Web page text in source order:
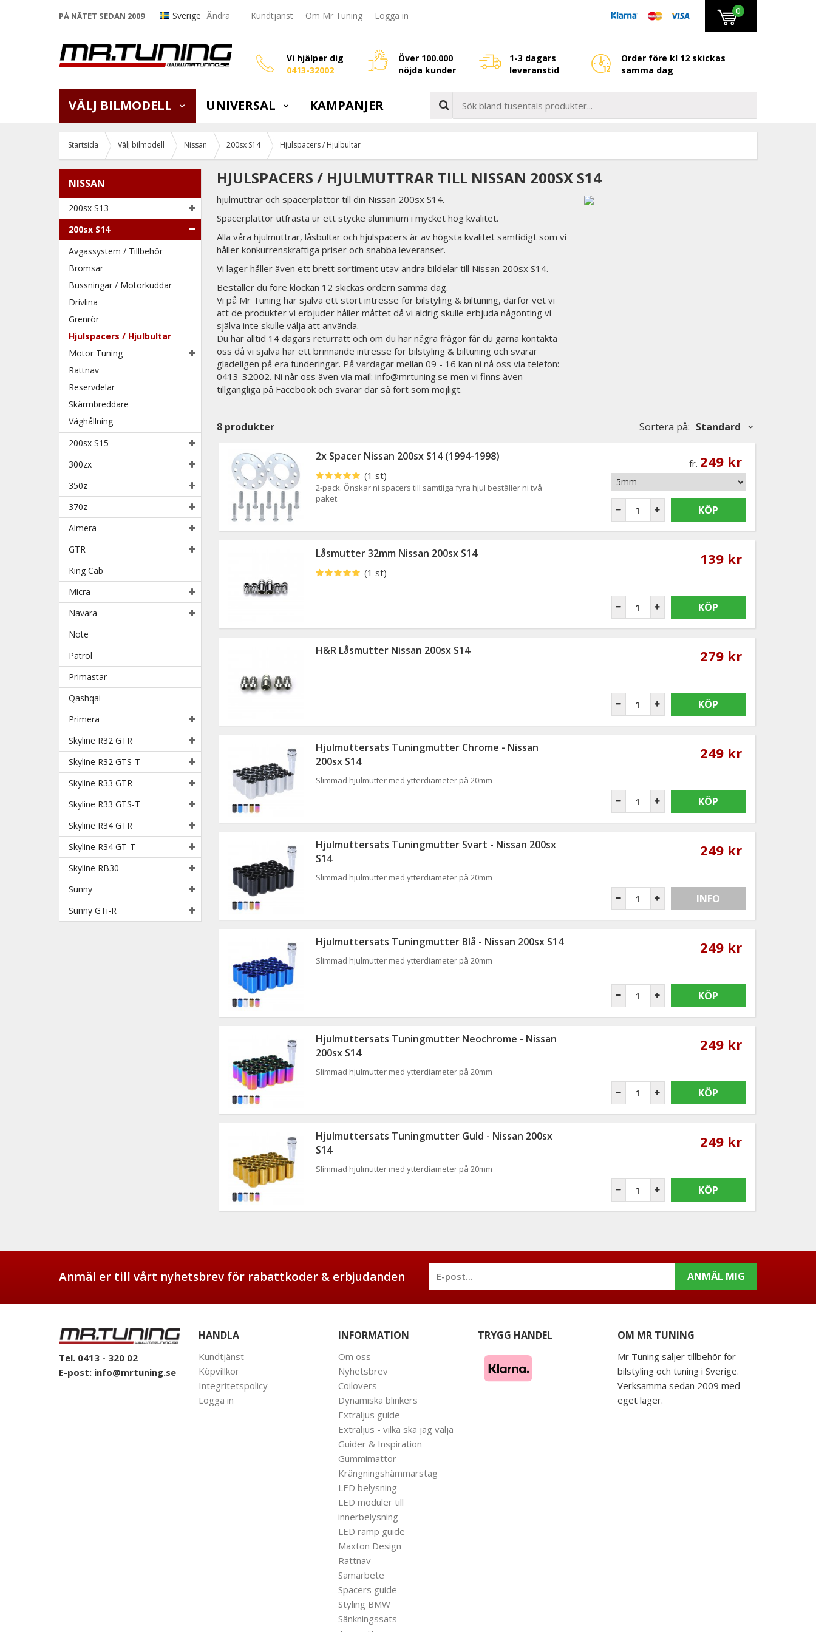
PÅ NÄTET SEDAN 2009 Sverige Ändra Kundtjänst Om Mr Tuning Logga in 0
Vi hjälper dig
0413-32002
Över 100.000
nöjda kunder
1-3 dagars
leveranstid
Order före kl 12 skickas
samma dag
VÄLJ BILMODELL UNIVERSAL KAMPANJER
Startsida Välj bilmodell Nissan 200sx S14 Hjulspacers / Hjulbultar
NISSAN
200sx S13
200sx S14
Avgassystem / Tillbehör
Bromsar
Bussningar / Motorkuddar
Drivlina
Grenrör
Hjulspacers / Hjulbultar
Motor Tuning
Rattnav
Reservdelar
Skärmbreddare
Väghållning
200sx S15
300zx
350z
370z
Almera
GTR
King Cab
Micra
Navara
Note
Patrol
Primastar
Qashqai
Primera
Skyline R32 GTR
Skyline R32 GTS-T
Skyline R33 GTR
Skyline R33 GTS-T
Skyline R34 GTR
Skyline R34 GT-T
Skyline RB30
Sunny
Sunny GTi-R
HJULSPACERS / HJULMUTTRAR TILL NISSAN 200SX S14
hjulmuttrar och spacerplattor till din Nissan 200sx S14.
Spacerplattor utfrästa ur ett stycke aluminium i mycket hög kvalitet.
Alla våra hjulmuttrar, låsbultar och hjulspacers är av högsta kvalitet samtidigt som vi
håller konkurrenskraftiga priser och snabba leveranser.
Vi lager håller även ett brett sortiment utav andra bildelar till Nissan 200sx S14.
Beställer du före klockan 12 skickas ordern samma dag.
Vi på Mr Tuning har själva ett stort intresse för bilstyling & biltuning, därför vet vi
att de produkter vi erbjuder håller måttet då vi aldrig skulle erbjuda någonting vi
själva inte skulle välja att använda.
Du har alltid 14 dagars returrätt och om du har några frågor får du gärna kontakta
oss då vi själva har ett brinnande intresse för bilstyling & biltuning och svarar
gladeligen på era funderingar. På vardagar mellan 09 - 16 kan ni nå oss via telefon:
0413-32002. Ni når oss även via mail: info@mrtuning.se men vi finns även
tillgängliga på Facebook och svarar där så fort som möjligt.
8 produkter Sortera på: Standard
2x Spacer Nissan 200sx S14 (1994-1998)
(1 st)
2-pack. Önskar ni spacers till samtliga fyra hjul beställer ni två
paket.
fr. 249 kr
KÖP
Låsmutter 32mm Nissan 200sx S14
(1 st)
139 kr
KÖP
H&R Låsmutter Nissan 200sx S14 279 kr
KÖP
Hjulmuttersats Tuningmutter Chrome - Nissan
200sx S14
Slimmad hjulmutter med ytterdiameter på 20mm
249 kr
KÖP
Hjulmuttersats Tuningmutter Svart - Nissan 200sx
S14
Slimmad hjulmutter med ytterdiameter på 20mm
249 kr
INFO
Hjulmuttersats Tuningmutter Blå - Nissan 200sx S14
Slimmad hjulmutter med ytterdiameter på 20mm
249 kr
KÖP
Hjulmuttersats Tuningmutter Neochrome - Nissan
200sx S14
Slimmad hjulmutter med ytterdiameter på 20mm
249 kr
KÖP
Hjulmuttersats Tuningmutter Guld - Nissan 200sx
S14
Slimmad hjulmutter med ytterdiameter på 20mm
249 kr
KÖP
Anmäl er till vårt nyhetsbrev för rabattkoder & erbjudanden ANMÄL MIG
Tel. 0413 - 320 02
E-post: info@mrtuning.se
HANDLA
Kundtjänst
Köpvillkor
Integritetspolicy
Logga in
INFORMATION
Om oss
Nyhetsbrev
Coilovers
Dynamiska blinkers
Extraljus guide
Extraljus - vilka ska jag välja
Guider & Inspiration
Gummimattor
Krängningshämmarstag
LED belysning
LED moduler till
innerbelysning
LED ramp guide
Maxton Design
Rattnav
Samarbete
Spacers guide
Styling BMW
Sänkningssats
TRYGG HANDEL OM MR TUNING
Mr Tuning säljer tillbehör för
bilstyling och tuning i Sverige.
Verksamma sedan 2009 med
eget lager.